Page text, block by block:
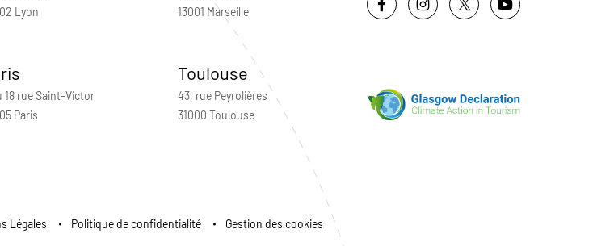
Lyon
13001 Marseille
18 rue Saint-Victor
Paris
Toulouse
43, rue Peyrolières
31000 Toulouse
Légales Politique de confidentialité Gestion des cookies